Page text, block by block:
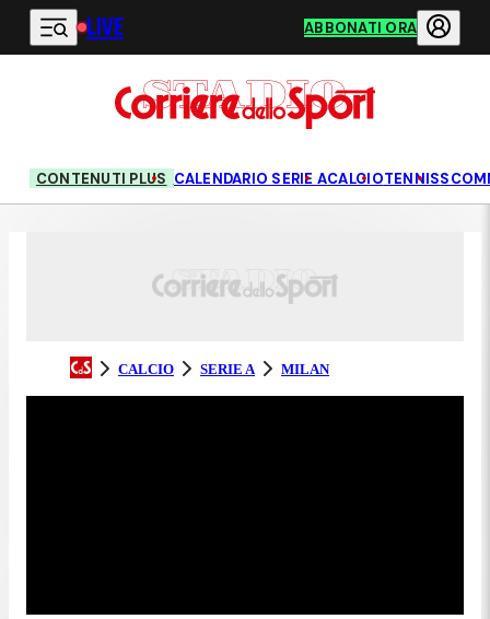
Vai al contenuto principale
LIVE ABBONATI ORA
CONTENUTI PLUS CALENDARIO SERIE ACALCIOTENNIS
CALCIO SERIE A MILAN